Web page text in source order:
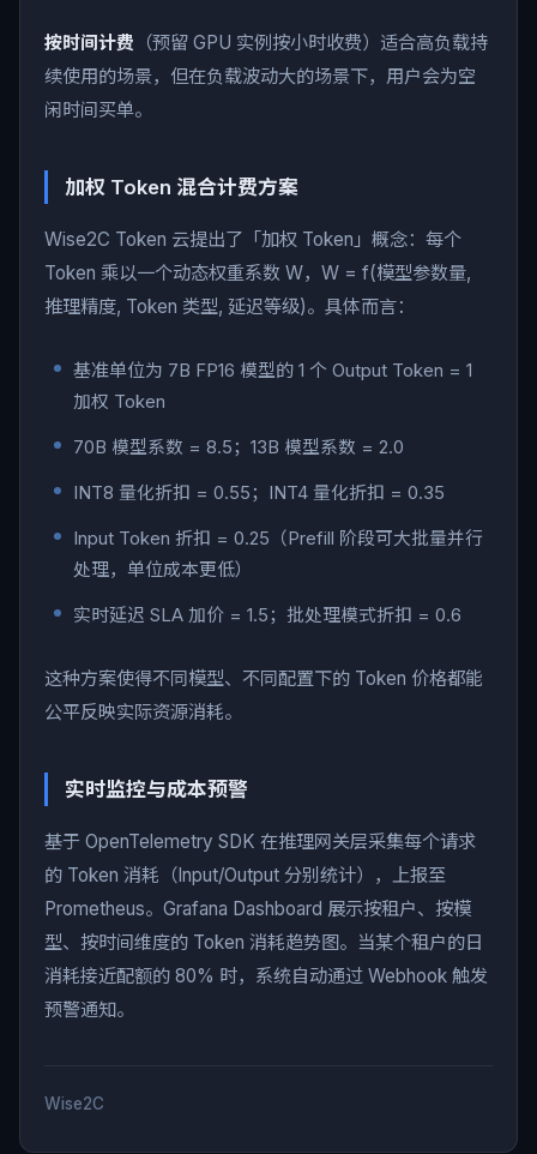
按时间计费 （预留 GPU 实例按小时收费）适合高负载持
续使用的场景，但在负载波动大的场景下，用户会为空
闲时间买单。
加权 Token 混合计费方案
Wise2C Token 云提出了「加权 Token」概念：每个
Token 乘以一个动态权重系数 W，W = f(模型参数量,
推理精度, Token 类型, 延迟等级)。具体而言：
基准单位为 7B FP16 模型的 1 个 Output Token = 1
加权 Token
70B 模型系数 = 8.5；13B 模型系数 = 2.0
INT8 量化折扣 = 0.55；INT4 量化折扣 = 0.35
Input Token 折扣 = 0.25（Prefill 阶段可大批量并行
处理，单位成本更低）
实时延迟 SLA 加价 = 1.5；批处理模式折扣 = 0.6
这种方案使得不同模型、不同配置下的 Token 价格都能
公平反映实际资源消耗。
实时监控与成本预警
基于 OpenTelemetry SDK 在推理网关层采集每个请求
的 Token 消耗（Input/Output 分别统计），上报至
Prometheus。Grafana Dashboard 展示按租户、按模
型、按时间维度的 Token 消耗趋势图。当某个租户的日
消耗接近配额的 80% 时，系统自动通过 Webhook 触发
预警通知。
Wise2C